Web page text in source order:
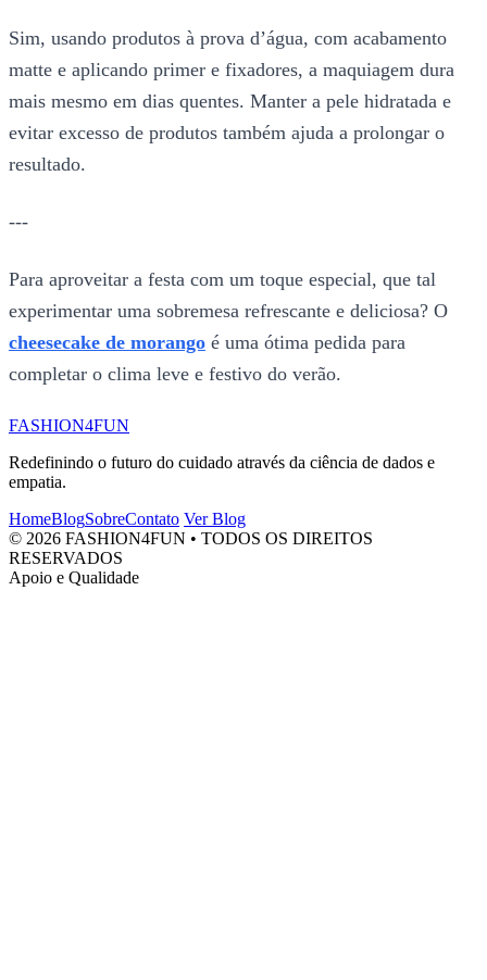
Sim, usando produtos à prova d’água, com acabamento
matte e aplicando primer e fixadores, a maquiagem dura
mais mesmo em dias quentes. Manter a pele hidratada e
evitar excesso de produtos também ajuda a prolongar o
resultado.
---
Para aproveitar a festa com um toque especial, que tal
experimentar uma sobremesa refrescante e deliciosa? O
cheesecake de morango é uma ótima pedida para
completar o clima leve e festivo do verão.
FASHION4FUN
Redefinindo o futuro do cuidado através da ciência de dados e
empatia.
HomeBlogSobreContato Ver Blog
© 2026 FASHION4FUN • TODOS OS DIREITOS
RESERVADOS
Apoio e Qualidade